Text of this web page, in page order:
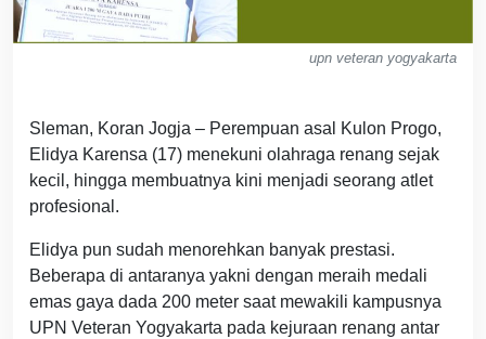
upn veteran yogyakarta
Sleman, Koran Jogja – Perempuan asal Kulon Progo,
Elidya Karensa (17) menekuni olahraga renang sejak
kecil, hingga membuatnya kini menjadi seorang atlet
profesional.
Elidya pun sudah menorehkan banyak prestasi.
Beberapa di antaranya yakni dengan meraih medali
emas gaya dada 200 meter saat mewakili kampusnya
UPN Veteran Yogyakarta pada kejuraan renang antar